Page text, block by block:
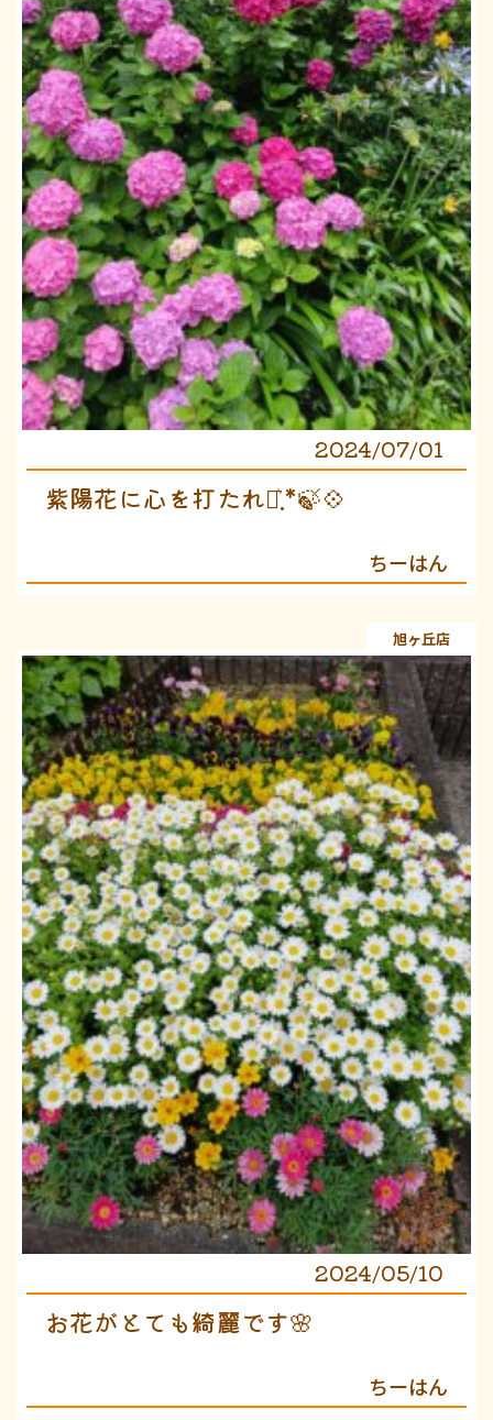
2024/07/01
紫陽花に心を打たれて͛.*🍃💠
ちーはん
旭ヶ丘店
2024/05/10
お花がとても綺麗です🌸
ちーはん